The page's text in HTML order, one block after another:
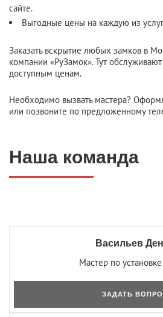
сайте.
Выгодные цены на каждую из
Заказать вскрытие любых замков в
компании «РуЗамок». Тут
доступным ценам.
Необходимо вызвать мастера?
или позвоните по предложенному
Наша команда
Васильев
Мастер по
ЗАДАТЬ